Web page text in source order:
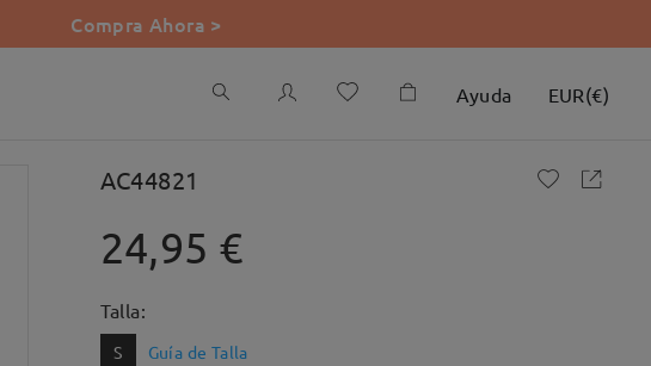
Compra Ahora >
Ayuda EUR(€)
AC44821
24,95 €
Talla:
S Guía de Talla